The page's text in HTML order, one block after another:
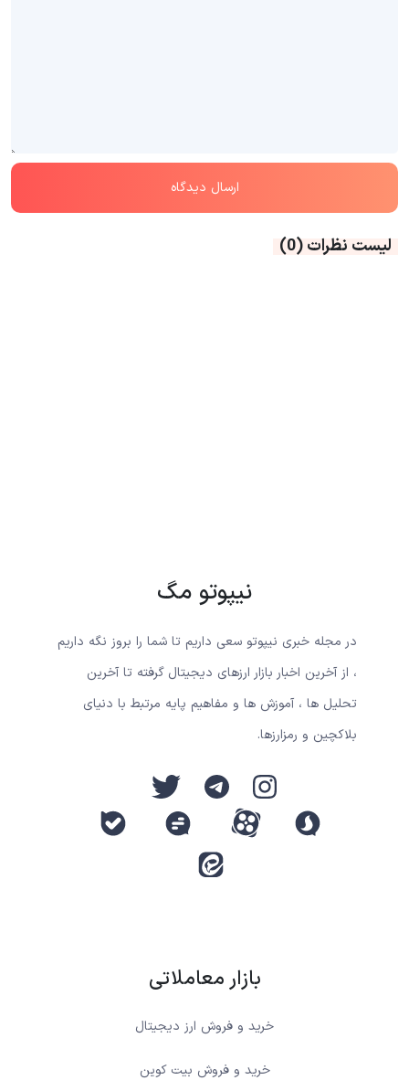
لیست نظرات(0)
نیپوتو مگ
در مجله خبری نیپوتو سعی داریم تا شما را بروز نگه داریم
، از آخرین اخبار بازار ارزهای دیجیتال گرفته تا آخرین
تحلیل ها ، آموزش ها و مفاهیم پایه مرتبط با دنیای
بلاکچین و رمزارزها.
بازار معاملاتی
خرید و فروش ارز دیجیتال
خرید و فروش بیت کوین